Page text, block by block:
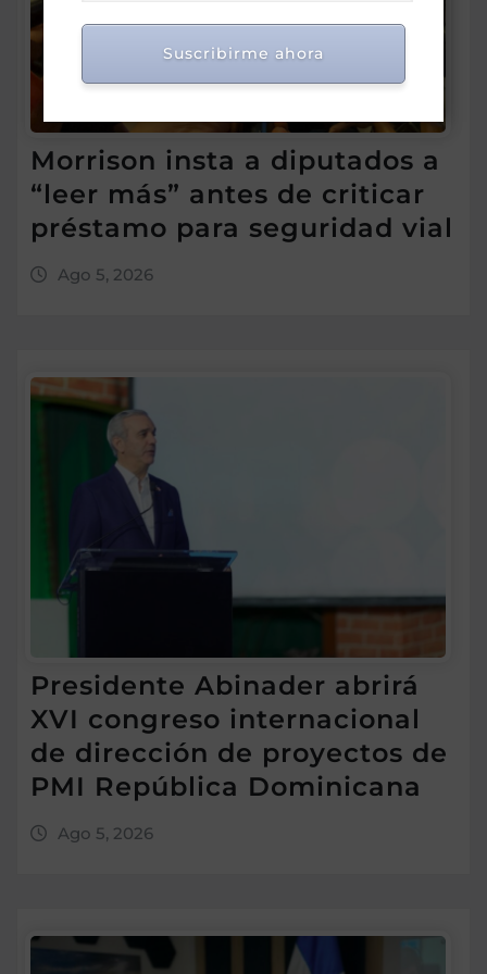
Morrison insta a diputados a
“leer más” antes de criticar
préstamo para seguridad vial
Ago 5, 2026
Presidente Abinader abrirá
XVI congreso internacional
de dirección de proyectos de
PMI República Dominicana
Ago 5, 2026
Suscribirme ahora